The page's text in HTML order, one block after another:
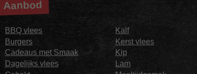
Aanbod
BBQ vlees
Burgers
Cadeaus met Smaak
Dagelijks vlees
Kalf
Kerst vlees
Kip
Lam